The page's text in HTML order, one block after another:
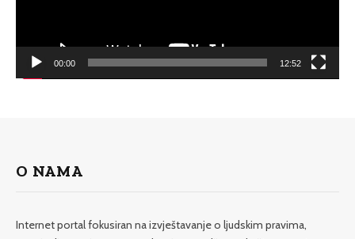
00:00 12:52
O NAMA
Internet portal fokusiran na izvještavanje o ljudskim pravima,